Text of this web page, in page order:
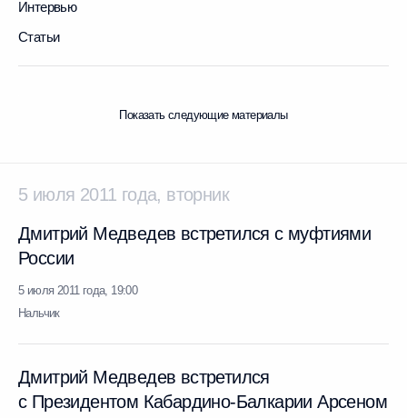
Интервью
Статьи
Показать следующие материалы
5 июля 2011 года, вторник
Дмитрий Медведев встретился с муфтиями
России
5 июля 2011 года, 19:00
Нальчик
Дмитрий Медведев встретился
с Президентом Кабардино-Балкарии Арсеном